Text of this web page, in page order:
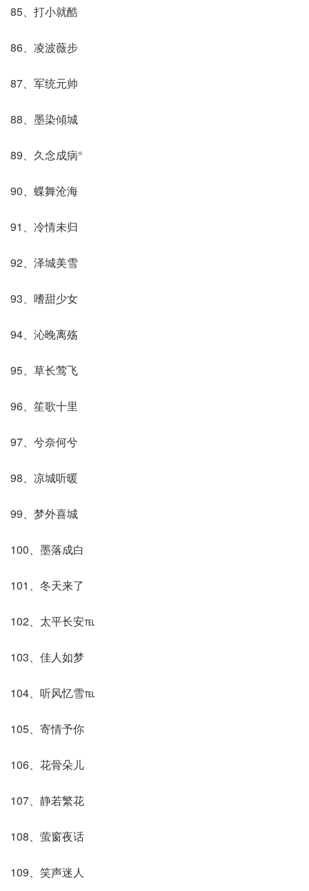
85、打小就酷
86、凌波薇步
87、军统元帅
88、墨染傾城ゞ
89、久念成病°
90、蝶舞沧海
91、冷情未归
92、泽城美雪
93、嗜甜少女
94、沁晚离殇
95、草长莺飞
96、笙歌十里
97、兮奈何兮
98、凉城听暖
99、梦外喜城
100、墨落成白
101、冬天来了
102、太平长安℡
103、佳人如梦
104、听风忆雪℡
105、寄情予你
106、花骨朵儿
107、静若繁花
108、萤窗夜话
109、笑声迷人